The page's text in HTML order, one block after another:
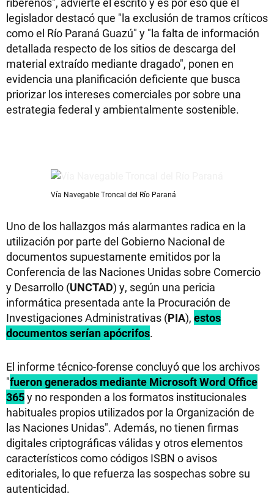
legislador destacó que "la exclusión de tramos críticos
como el Río Paraná Guazú" y "la falta de información
detallada respecto de los sitios de descarga del
material extraído mediante dragado", ponen en
evidencia una planificación deficiente que busca
priorizar los intereses comerciales por sobre una
estrategia federal y ambientalmente sostenible.
Vía Navegable Troncal del Río Paraná
Uno de los hallazgos más alarmantes radica en la
utilización por parte del Gobierno Nacional de
documentos supuestamente emitidos por la
Conferencia de las Naciones Unidas sobre Comercio
y Desarrollo (UNCTAD) y, según una pericia
informática presentada ante la Procuración de
Investigaciones Administrativas (PIA), estos
documentos serían apócrifos.
El informe técnico-forense concluyó que los archivos
"fueron generados mediante Microsoft Word Office
365y no responden a los formatos institucionales
habituales propios utilizados por la Organización de
las Naciones Unidas". Además, no tienen firmas
digitales criptográficas válidas y otros elementos
característicos como códigos ISBN o avisos
editoriales, lo que refuerza las sospechas sobre su
autenticidad.